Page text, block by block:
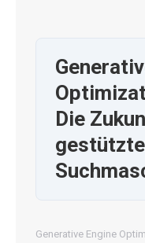
Die
Generative Engine